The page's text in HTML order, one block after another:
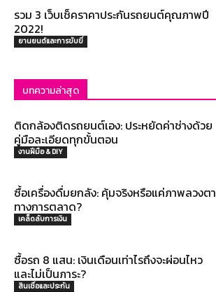
รวม 3 เว็บเช็คราคาประกันรถยนต์คุณภาพปี
2022!
ยานยนต์และการขับขี่
บทความล่าสุด
ติดกล้องติดรถยนต์เอง: ประหยัดค่าช่างด้วย
คู่มือละเอียดทุกขั้นตอน
งานฝีมือ & DIY
ซื้อเครื่องดื่มยกลัง: คุ้มจริงหรือแค่ภาพลวงตา
ทางการตลาด?
เคล็ดลับการเงิน
ซื้อรถ 8 แสน: เงินเดือนเท่าไรถึงจะผ่อนไหว
และไม่เป็นภาระ?
สินเชื่อและประกัน